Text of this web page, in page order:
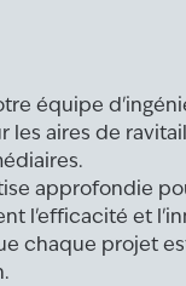
équipe
aires de
approfondie
l'efficacité et
chaque projet